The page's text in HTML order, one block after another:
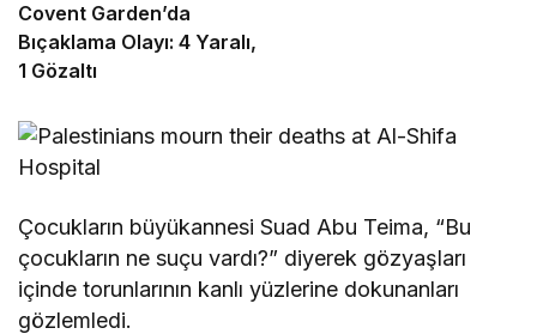
Covent Garden’da
Bıçaklama Olayı: 4 Yaralı,
1 Gözaltı
Çocukların büyükannesi Suad Abu Teima, “Bu
çocukların ne suçu vardı?” diyerek gözyaşları
içinde torunlarının kanlı yüzlerine dokunanları
gözlemledi.